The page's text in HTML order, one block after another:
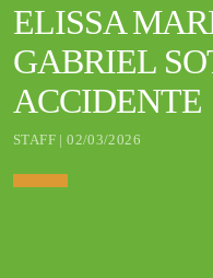
ELISSA
GABRIEL
ACCIDENTE
STAFF | 02/03/2026